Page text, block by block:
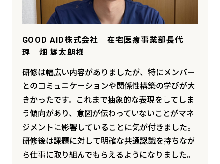
GOOD AID株式会社 在宅医療事業部長代
理 畑 雄太朗様
研修は幅広い内容がありましたが、特にメンバー
とのコミュニケーションや関係性構築の学びが大
きかったです。これまで抽象的な表現をしてしま
う傾向があり、意図が伝わっていないことがマネ
ジメントに影響していることに気が付きました。
研修後は課題に対して明確な共通認識を持ちなが
ら仕事に取り組んでもらえるようになりました。